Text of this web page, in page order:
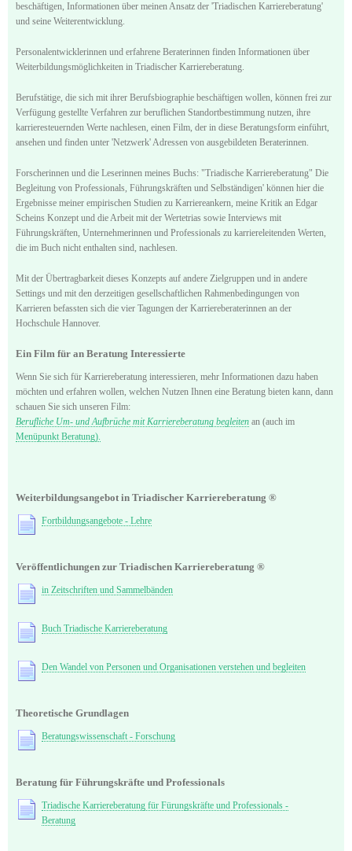
beschäftigen, Informationen über meinen Ansatz der 'Triadischen Karriereberatung'
und seine Weiterentwicklung.
Personalentwicklerinnen und erfahrene Beraterinnen finden Informationen über
Weiterbildungsmöglichkeiten in Triadischer Karriereberatung.
Berufstätige, die sich mit ihrer Berufsbiographie beschäftigen wollen, können frei zur
Verfügung gestellte Verfahren zur beruflichen Standortbestimmung nutzen, ihre
karrieresteuernden Werte nachlesen, einen Film, der in diese Beratungsform einführt,
ansehen und finden unter 'Netzwerk' Adressen von ausgebildeten Beraterinnen.
Forscherinnen und die Leserinnen meines Buchs: "Triadische Karriereberatung" Die
Begleitung von Professionals, Führungskräften und Selbständigen' können hier die
Ergebnisse meiner empirischen Studien zu Karriereankern, meine Kritik an Edgar
Scheins Konzept und die Arbeit mit der Wertetrias sowie Interviews mit
Führungskräften, Unternehmerinnen und Professionals zu karriereleitenden Werten,
die im Buch nicht enthalten sind, nachlesen.
Mit der Übertragbarkeit dieses Konzepts auf andere Zielgruppen und in andere
Settings und mit den derzeitigen gesellschaftlichen Rahmenbedingungen von
Karrieren befassten sich die vier Tagungen der Karriereberaterinnen an der
Hochschule Hannover.
Ein Film für an Beratung Interessierte
Wenn Sie sich für Karriereberatung interessieren, mehr Informationen dazu haben
möchten und erfahren wollen, welchen Nutzen Ihnen eine Beratung bieten kann, dann
schauen Sie sich unseren Film:
Berufliche Um- und Aufbrüche mit Karriereberatung begleiten an (auch im
Menüpunkt Beratung).
Weiterbildungsangebot in Triadischer Karriereberatung ®
Fortbildungsangebote - Lehre
Veröffentlichungen zur Triadischen Karriereberatung ®
in Zeitschriften und Sammelbänden
Buch Triadische Karriereberatung
Den Wandel von Personen und Organisationen verstehen und begleiten
Theoretische Grundlagen
Beratungswissenschaft - Forschung
Beratung für Führungskräfte und Professionals
Triadische Karriereberatung für Fürungskräfte und Professionals -
Beratung